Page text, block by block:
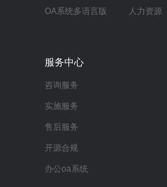
OA系统多语言版 人力资源
服务中心
咨询服务
实施服务
售后服务
开源合规
办公oa系统